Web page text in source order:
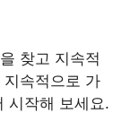
찾고 지속적
속적으로 가
시작해 보세요.